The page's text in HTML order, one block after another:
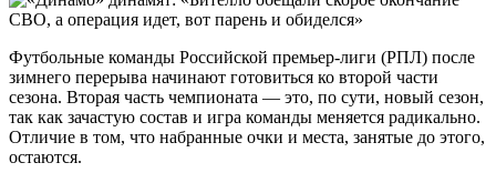
Футбольные команды Российской премьер-лиги (РПЛ) после
зимнего перерыва начинают готовиться ко второй части
сезона. Вторая часть чемпионата — это, по сути, новый сезон,
так как зачастую состав и игра команды меняется радикально.
Отличие в том, что набранные очки и места, занятые до этого,
остаются.